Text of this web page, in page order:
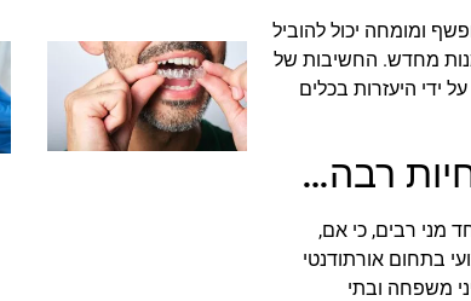
ומומחה יכול להוביל
מחדש. החשיבות של
ידי היעזרות בכלים
רבה…
מני רבים, כי אם,
בתחום אורתודנטי
משפחה ובתי